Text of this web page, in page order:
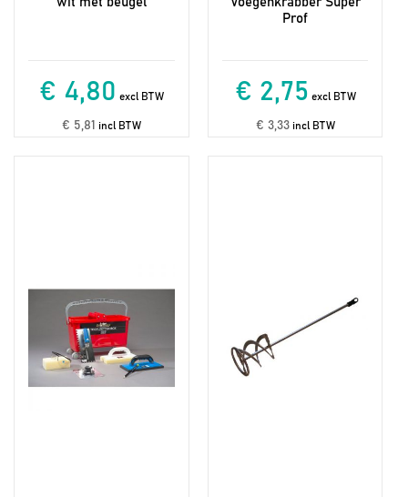
€ 4,80 excl BTW
€ 5,81 incl BTW
Prof
€ 2,75 excl BTW
€ 3,33incl BTW